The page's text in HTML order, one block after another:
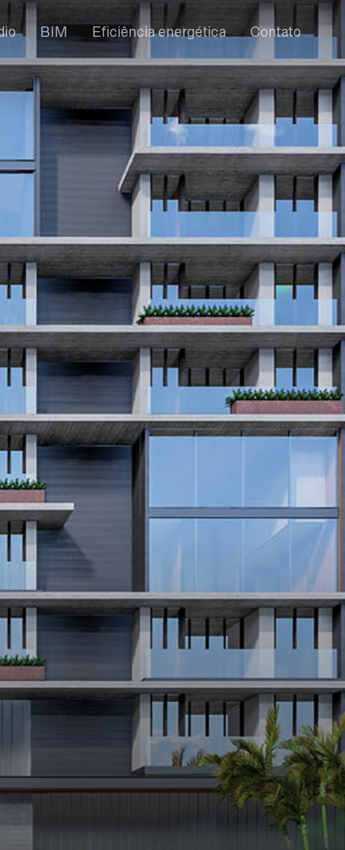
BIM Eficiência energética Contato